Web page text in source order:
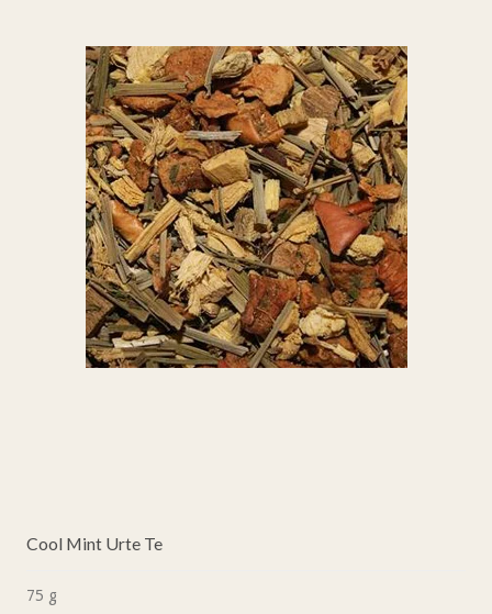
Cool Mint Urte Te
75 g